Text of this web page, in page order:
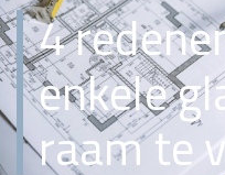
4
enkele
raam te